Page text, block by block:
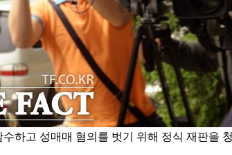
하고 성매매 혐의를 벗기 위해 정식 재판을 청